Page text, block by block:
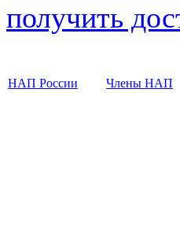
получить
НАП России Члены НАП